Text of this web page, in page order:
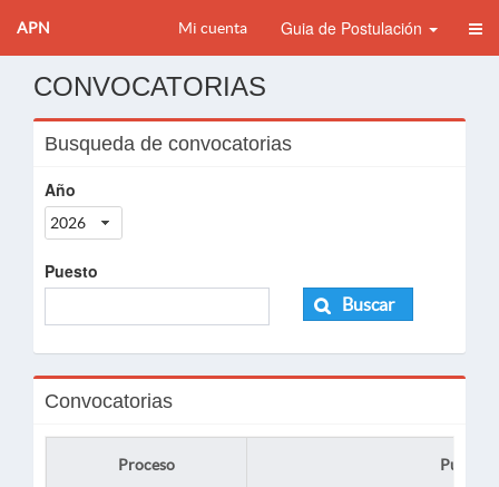
APN Mi cuenta Guia de Postulación
CONVOCATORIAS
Busqueda de convocatorias
Año
2026
Puesto
Buscar
Convocatorias
Proceso Puesto